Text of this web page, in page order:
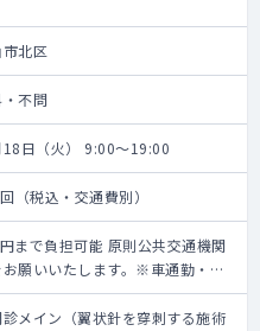
北区
不問
日（火） 9:00～19:00
（税込・交通費別）
まで負担可能 原則公共交通機関
願いいたします。※車通勤・タ
相談
メイン（翼状針を穿刺する施術